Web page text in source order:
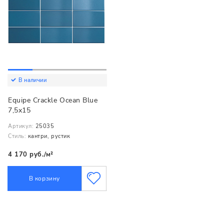
В наличии
Equipe Crackle Ocean Blue
7,5x15
Артикул: 25035
Стиль: кантри, рустик
4 170 руб./м²
В корзину